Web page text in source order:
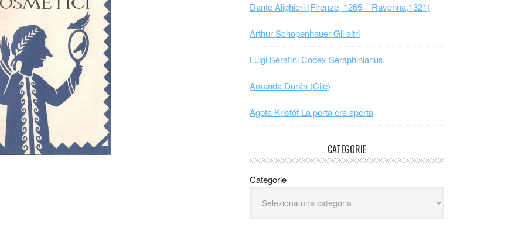
Dante Alighieri (Firenze, 1265 – Ravenna,1321)
Arthur Schopenhauer Gli altri
Luigi Serafini Codex Seraphinianus
Amanda Durán (Cile)
Ágota Kristóf La porta era aperta
CATEGORIE
Categorie